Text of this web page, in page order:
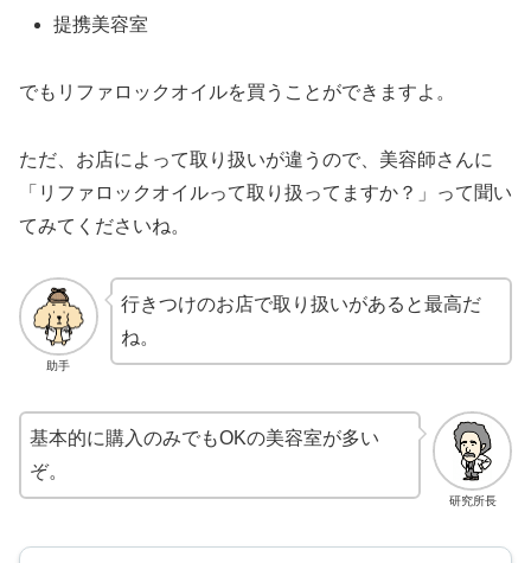
提携美容室
でもリファロックオイルを買うことができますよ。
ただ、お店によって取り扱いが違うので、美容師さんに
「リファロックオイルって取り扱ってますか？」って聞い
てみてくださいね。
助手
行きつけのお店で取り扱いがあると最高だ
ね。
研究所長
基本的に購入のみでもOKの美容室が多い
ぞ。